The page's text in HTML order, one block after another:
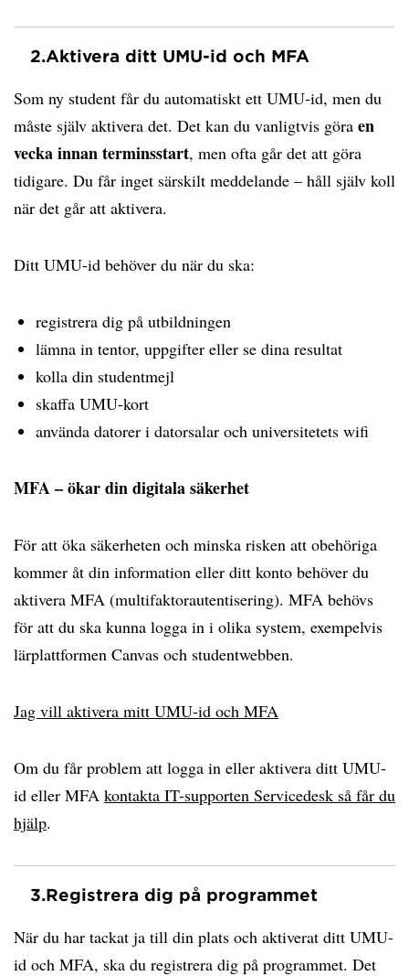
2.Aktivera ditt UMU-id och MFA
Som ny student får du automatiskt ett UMU-id, men du
måste själv aktivera det. Det kan du vanligtvis göra en
vecka innan terminsstart, men ofta går det att göra
tidigare. Du får inget särskilt meddelande – håll själv koll
när det går att aktivera.
Ditt UMU-id behöver du när du ska:
registrera dig på utbildningen
lämna in tentor, uppgifter eller se dina resultat
kolla din studentmejl
skaffa UMU-kort
använda datorer i datorsalar och universitetets wifi
MFA – ökar din digitala säkerhet
För att öka säkerheten och minska risken att obehöriga
kommer åt din information eller ditt konto behöver du
aktivera MFA (multifaktorautentisering). MFA behövs
för att du ska kunna logga in i olika system, exempelvis
lärplattformen Canvas och studentwebben.
Jag vill aktivera mitt UMU-id och MFA
Om du får problem att logga in eller aktivera ditt UMU-
id eller MFA kontakta IT-supporten Servicedesk så får du
hjälp.
3.Registrera dig på programmet
När du har tackat ja till din plats och aktiverat ditt UMU-
id och MFA, ska du registrera dig på programmet. Det